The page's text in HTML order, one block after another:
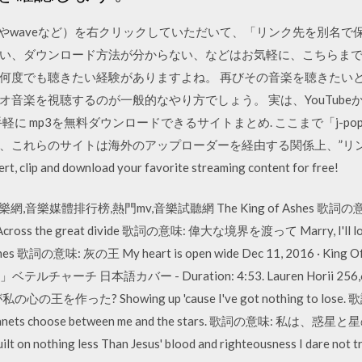
waveなど）を右クリックしていただいて、「リンク先を別名で
、ダウンロード方法が分からない、などはお気軽に、こちらま
度でも聴きたい経験がありますよね。 再びその音楽を聴きたい
音楽を視聴するのが一般的なやり方でしょう。 実は、YouTube
に mp3を無料ダウンロードできるサイトまとめ. ここまで「j-
これらのサイトは海外のアップローダーを経由する関係上、”リ
clip and download your favorite streaming content for free!
網,音樂媒體排行榜,熱門mv,音樂試聽網 The King of Ashes 歌詞の
the great divide 歌詞の意味: 偉大な境界を渡って Marry, I'll
歌詞の意味: 灰の王 My heart is open wide Dec 11, 2016 · King
ベテルチャーチ 日本語カバー - Duration: 4:53. Lauren Horii
の心の王を作った? Showing up 'cause I've got nothing to lose.
choose between me and the stars. 歌詞の意味: 私は、惑星と
on nothing less Than Jesus' blood and righteousness I dare not